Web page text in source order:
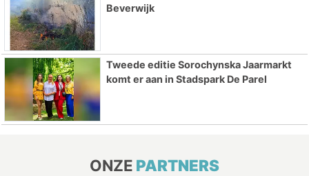
Beverwijk
Tweede editie Sorochynska Jaarmarkt
komt er aan in Stadspark De Parel
ONZE PARTNERS